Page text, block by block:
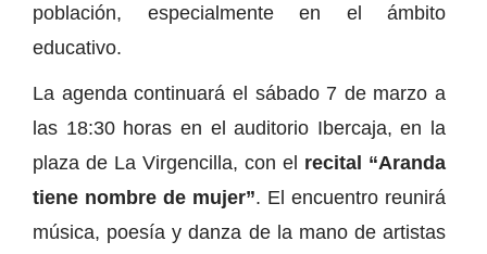
población, especialmente en el ámbito
educativo.
La agenda continuará el sábado 7 de marzo a
las 18:30 horas en el auditorio Ibercaja, en la
plaza de La Virgencilla, con el recital “Aranda
tiene nombre de mujer”. El encuentro reunirá
música, poesía y danza de la mano de artistas